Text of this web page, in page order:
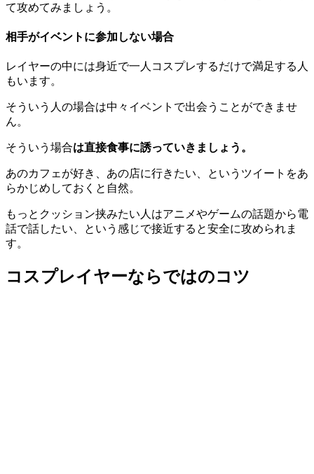
て攻めてみましょう。
相手がイベントに参加しない場合
レイヤーの中には身近で一人コスプレするだけで満足する人
もいます。
そういう人の場合は中々イベントで出会うことができませ
ん。
そういう場合は直接食事に誘っていきましょう。
あのカフェが好き、あの店に行きたい、というツイートをあ
らかじめしておくと自然。
もっとクッション挟みたい人はアニメやゲームの話題から電
話で話したい、という感じで接近すると安全に攻められま
す。
コスプレイヤーならではのコツ